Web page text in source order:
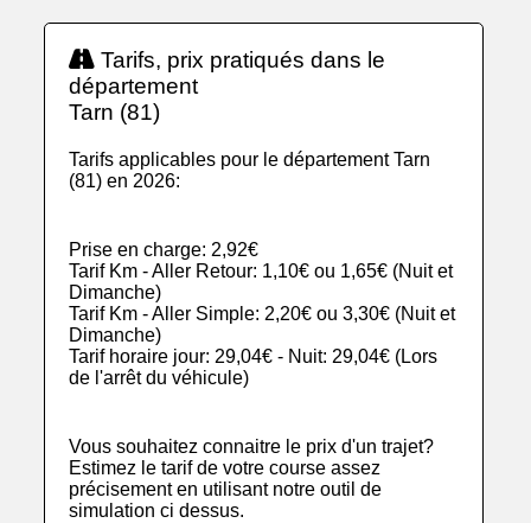
Tarifs, prix pratiqués dans le
département
Tarn (81)
Tarifs applicables pour le département Tarn
(81) en 2026:
Prise en charge: 2,92€
Tarif Km - Aller Retour: 1,10€ ou 1,65€ (Nuit et
Dimanche)
Tarif Km - Aller Simple: 2,20€ ou 3,30€ (Nuit et
Dimanche)
Tarif horaire jour: 29,04€ - Nuit: 29,04€ (Lors
de l'arrêt du véhicule)
Vous souhaitez connaitre le prix d'un trajet?
Estimez le tarif de votre course assez
précisement en utilisant notre outil de
simulation ci dessus.